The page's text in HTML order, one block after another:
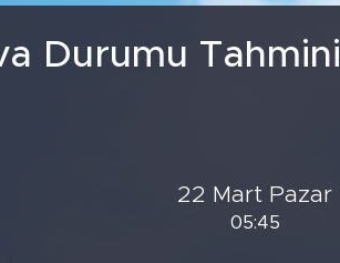
Durumu Tahmini
22 Mart Pazar
05:45